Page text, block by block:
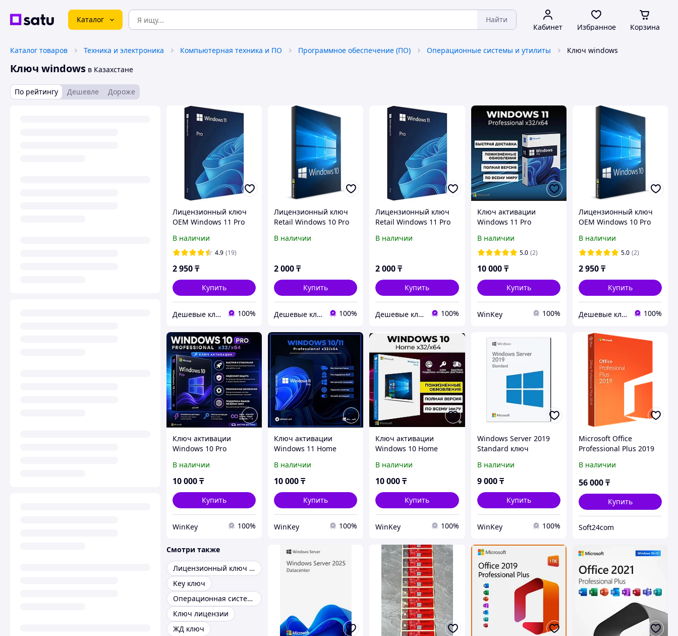
Каталог Найти
Кабинет Избранное Корзина
Каталог товаров Техника и электроника Компьютерная техника и ПО Программное обеспечение (ПО) Операционные системы и утилиты Ключ windows
Ключ windows в Казахстане
По рейтингу Дешевле Дороже
Лицензионный ключ
OEM Windows 11 Pro
Бессрочный ключ
В наличии
4.9 (19)
2 950₸
Купить
Дешевые ключи для Windows, MS Office, Visio, Project, MS SQL Server 100%
Лицензионный ключ
Retail Windows 10 Pro
Бессрочный ключ
В наличии
2 000₸
Купить
Дешевые ключи для Windows, MS Office, Visio, Project, MS SQL Server 100%
Лицензионный ключ
Retail Windows 11 Pro
Бессрочный ключ
В наличии
2 000₸
Купить
Дешевые ключи для Windows, MS Office, Visio, Project, MS SQL Server 100%
Ключ активации
Windows 11 Pro
В наличии
5.0 (2)
10 000 ₸
Купить
WinKey 100%
Лицензионный ключ
OEM Windows 10 Pro
Бессрочный ключ
В наличии
5.0 (2)
2 950₸
Купить
Дешевые ключи для Windows, MS Office, Visio, Project, MS SQL Server 100%
Ключ активации
Windows 10 Pro
В наличии
10 000₸
Купить
WinKey 100%
Ключ активации
Windows 11 Home
В наличии
10 000₸
Купить
WinKey 100%
Ключ активации
Windows 10 Home
В наличии
10 000₸
Купить
WinKey 100%
Windows Server 2019
Standard ключ
В наличии
9 000 ₸
Купить
WinKey 100%
Microsoft Office
Professional Plus 2019
привязка к учетной
записи.
В наличии
56 000₸
Купить
Soft24com
Смотри также
Лицензионный ключ виндовс
Key ключ
Операционная система ключ
Ключ лицензии
ЖД ключ